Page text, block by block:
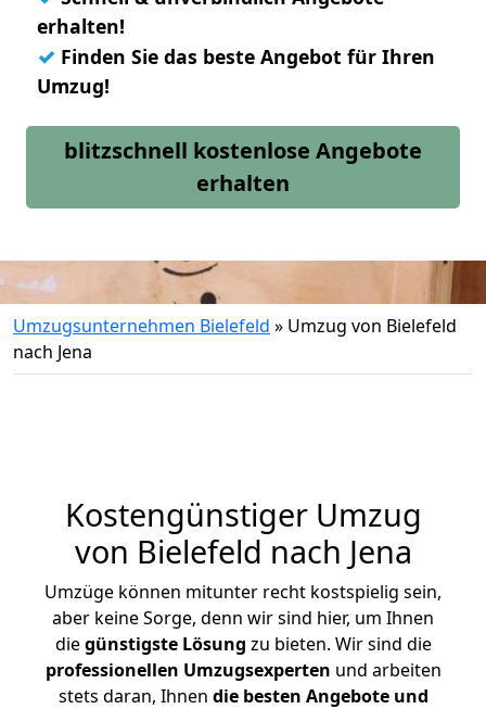
erhalten!
✓ Finden Sie das beste Angebot für Ihren
Umzug!
blitzschnell kostenlose Angebote
erhalten
Umzugsunternehmen Bielefeld » Umzug von Bielefeld
nach Jena
Kostengünstiger Umzug
von Bielefeld nach Jena
Umzüge können mitunter recht kostspielig sein,
aber keine Sorge, denn wir sind hier, um Ihnen
diegünstigste Lösung zu bieten. Wir sind die
professionellen Umzugsexperten und arbeiten
stets daran, Ihnen die besten Angebote und